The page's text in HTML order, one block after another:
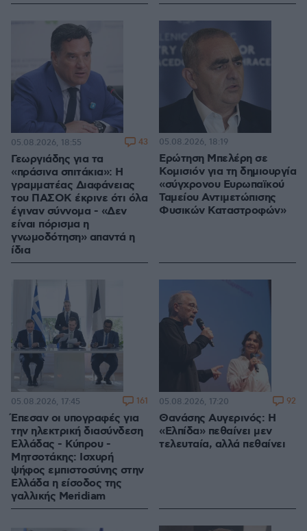
Γεωργιάδης για τα
«πράσινα σπιτάκια»: Η
γραμματέας Διαφάνειας
του ΠΑΣΟΚ έκρινε ότι όλα
έγιναν σύννομα - «Δεν
είναι πόρισμα η
γνωμοδότηση» απαντά η
ίδια
05.08.2026, 18:55 43
Ερώτηση Μπελέρη σε
Κομισιόν για τη δημιουργία
«σύγχρονου Ευρωπαϊκού
Ταμείου Αντιμετώπισης
Φυσικών Καταστροφών»
05.08.2026, 18:19
Έπεσαν οι υπογραφές για
την ηλεκτρική διασύνδεση
Ελλάδας - Κύπρου -
Μητσοτάκης: Ισχυρή
ψήφος εμπιστοσύνης στην
Ελλάδα η είσοδος της
γαλλικής Meridiam
05.08.2026, 17:45 161
Θανάσης Αυγερινός: Η
«Ελπίδα» πεθαίνει μεν
τελευταία, αλλά πεθαίνει
05.08.2026, 17:20 92